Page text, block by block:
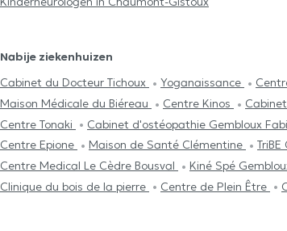
Nabije ziekenhuizen
Cabinet du Docteur Tichoux
Yoganaissance
Maison Médicale du Biéreau
Centre Kinos
Centre Tonaki
Cabinet d'ostéopathie Gembloux
Centre Epione
Maison de Santé Clémentine
Centre Medical Le Cèdre Bousval
Kiné Spé
Clinique du bois de la pierre
Centre de Plein Être